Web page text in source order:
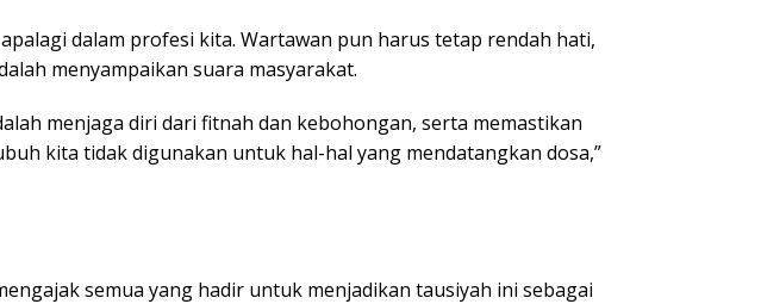
dalam profesi kita. Wartawan pun harus tetap rendah hati,
menyampaikan suara masyarakat.
menjaga diri dari fitnah dan kebohongan, serta memastikan
kita tidak digunakan untuk hal-hal yang mendatangkan dosa,”
semua yang hadir untuk menjadikan tausiyah ini sebagai